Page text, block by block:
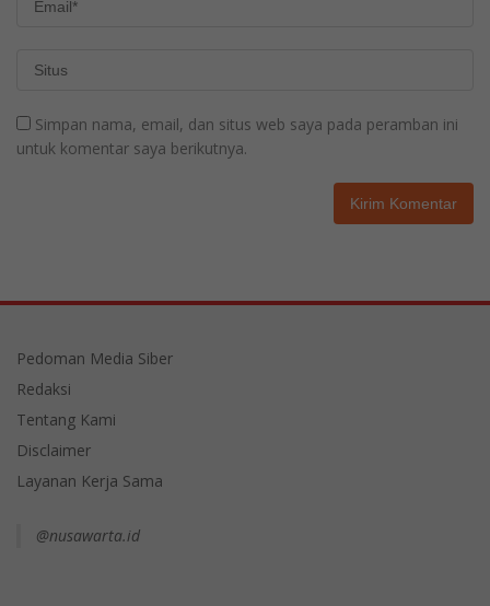
Simpan nama, email, dan situs web saya pada peramban ini
untuk komentar saya berikutnya.
Pedoman Media Siber
Redaksi
Tentang Kami
Disclaimer
Layanan Kerja Sama
@nusawarta.id